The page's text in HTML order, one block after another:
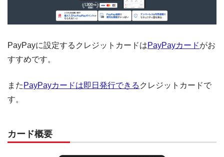
PayPayに設定するクレジットカードはPayPayカードがお
すすめです。
また PayPayカードは即日発行できる クレジットカードで
す。
カード概要